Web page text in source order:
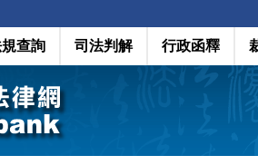
查詢 司法判解 行政函釋